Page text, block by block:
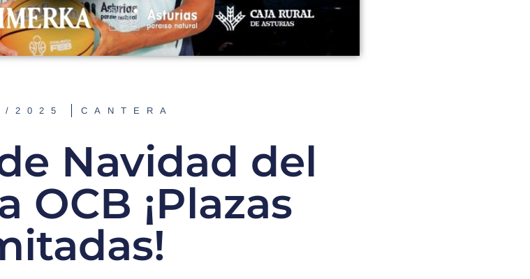
2025 CANTERA
Navidad del
OCB ¡Plazas